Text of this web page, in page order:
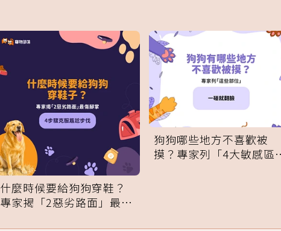
什麼時候要給狗狗穿鞋？
專家揭「2惡劣路面」最傷
狗狗哪些地方不喜歡被
摸？專家列「4大敏感區